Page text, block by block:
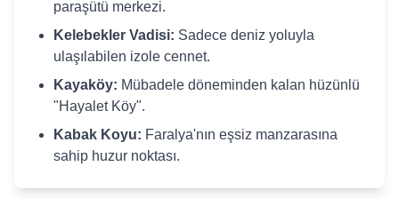
paraşütü merkezi.
Kelebekler Vadisi: Sadece deniz yoluyla
ulaşılabilen izole cennet.
Kayaköy: Mübadele döneminden kalan hüzünlü
"Hayalet Köy".
Kabak Koyu: Faralya'nın eşsiz manzarasına
sahip huzur noktası.